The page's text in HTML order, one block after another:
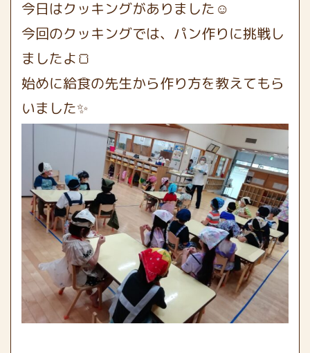
今日はクッキングがありました☺️
今回のクッキングでは、パン作りに挑戦し
ましたよ🍞
始めに給食の先生から作り方を教えてもら
いました✨